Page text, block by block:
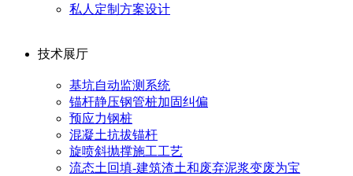
私人定制方案设计
技术展厅
基坑自动监测系统
锚杆静压钢管桩加固纠偏
预应力钢桩
混凝土抗拔锚杆
旋喷斜抛撑施工工艺
流态土回填-建筑渣土和废弃泥浆变废为宝